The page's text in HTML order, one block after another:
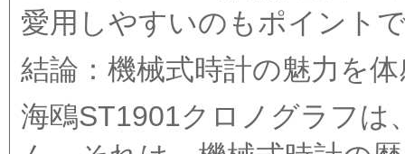
愛用しやすいのもポイント
結論：機械式時計の魅力を
海鴎ST1901クロノグラフは